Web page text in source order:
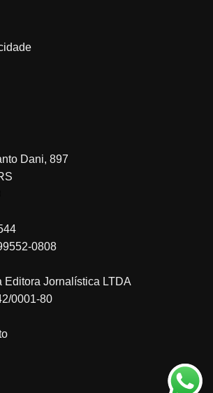
Dani, 897
0808
Editora Jornalística LTDA
0001-80